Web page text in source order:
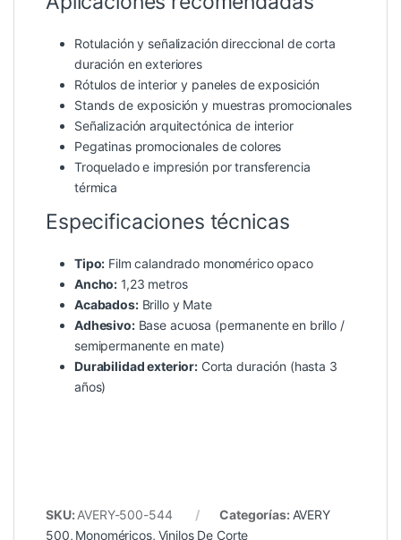
Rotulación y señalización direccional de corta
duración en exteriores
Rótulos de interior y paneles de exposición
Stands de exposición y muestras promocionales
Señalización arquitectónica de interior
Pegatinas promocionales de colores
Troquelado e impresión por transferencia
térmica
Especificaciones técnicas
Tipo: Film calandrado monomérico opaco
Ancho: 1,23 metros
Acabados:Brillo y Mate
Adhesivo:Base acuosa (permanente en brillo /
semipermanente en mate)
Durabilidad exterior: Corta duración (hasta 3
años)
SKU: AVERY-500-544 Categorías: AVERY
500, Monoméricos, Vinilos De Corte